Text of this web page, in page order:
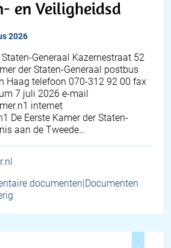
en Veiligheidsd
2026
Generaal Kazernestraat 52
der Staten-Generaal postbus
Haag telefoon 070-312 92 00 fax
7 juli 2026 e-mail
internet
De Eerste Kamer der Staten-
aan de Tweede…
documenten|Documenten